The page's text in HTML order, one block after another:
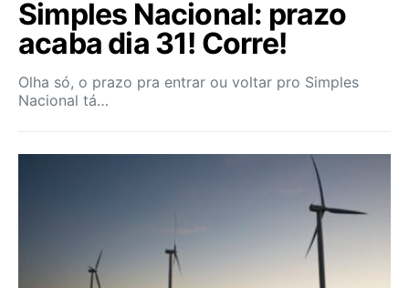
Simples Nacional: prazo
acaba dia 31! Corre!
Olha só, o prazo pra entrar ou voltar pro Simples
Nacional tá…